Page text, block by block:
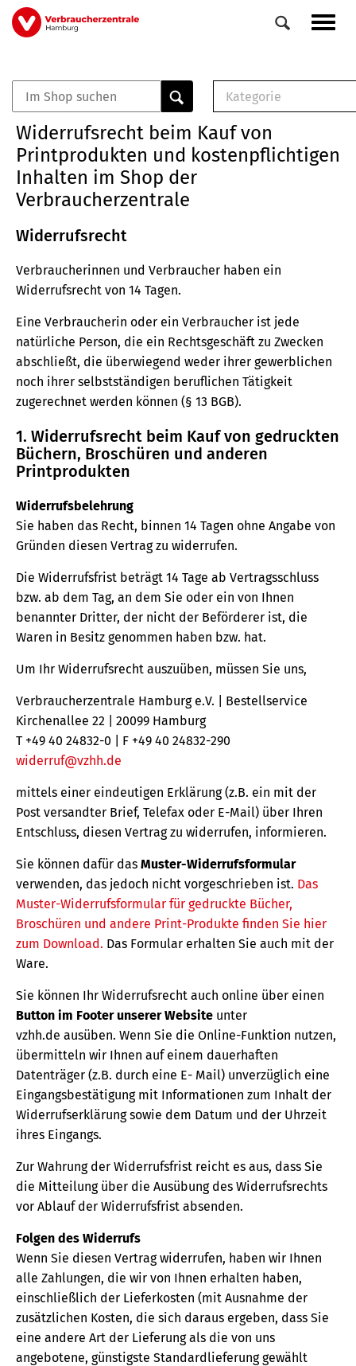
Direkt
zum
Veranstaltungen
0
Elemente
Kategorie
Musterbrief (RTF)
E-Broschüre
Widerrufsrecht beim Kauf von
Printprodukten und kostenpflichtigen
Inhalten im Shop der
Verbraucherzentrale
Widerrufsrecht
Verbraucherinnen und Verbraucher haben ein
Widerrufsrecht von 14 Tagen.
Eine Verbraucherin oder ein Verbraucher ist jede
natürliche Person, die ein Rechtsgeschäft zu Zwecken
abschließt, die überwiegend weder ihrer gewerblichen
noch ihrer selbstständigen beruflichen Tätigkeit
zugerechnet werden können (§ 13 BGB).
1. Widerrufsrecht beim Kauf von gedruckten
Büchern, Broschüren und anderen
Printprodukten
Widerrufsbelehrung
Sie haben das Recht, binnen 14 Tagen ohne Angabe von
Gründen diesen Vertrag zu widerrufen.
Die Widerrufsfrist beträgt 14 Tage ab Vertragsschluss
bzw. ab dem Tag, an dem Sie oder ein von Ihnen
benannter Dritter, der nicht der Beförderer ist, die
Waren in Besitz genommen haben bzw. hat.
Um Ihr Widerrufsrecht auszuüben, müssen Sie uns,
Verbraucherzentrale Hamburg e.V. | Bestellservice
Kirchenallee 22 | 20099 Hamburg
T +49 40 24832-0 | F +49 40 24832-290
widerruf@vzhh.de
mittels einer eindeutigen Erklärung (z.B. ein mit der
Post versandter Brief, Telefax oder E-Mail) über Ihren
Entschluss, diesen Vertrag zu widerrufen, informieren.
Sie können dafür das Muster-Widerrufsformular
verwenden, das jedoch nicht vorgeschrieben ist. Das
Muster-Widerrufsformular für gedruckte Bücher,
Broschüren und andere Print-Produkte finden Sie hier
zum Download. Das Formular erhalten Sie auch mit der
Ware.
Sie können Ihr Widerrufsrecht auch online über einen
Button im Footer unserer Website unter
vzhh.de ausüben. Wenn Sie die Online-Funktion nutzen,
übermitteln wir Ihnen auf einem dauerhaften
Datenträger (z.B. durch eine E- Mail) unverzüglich eine
Eingangsbestätigung mit Informationen zum Inhalt der
Widerrufserklärung sowie dem Datum und der Uhrzeit
ihres Eingangs.
Zur Wahrung der Widerrufsfrist reicht es aus, dass Sie
die Mitteilung über die Ausübung des Widerrufsrechts
vor Ablauf der Widerrufsfrist absenden.
Folgen des Widerrufs
Wenn Sie diesen Vertrag widerrufen, haben wir Ihnen
alle Zahlungen, die wir von Ihnen erhalten haben,
einschließlich der Lieferkosten (mit Ausnahme der
zusätzlichen Kosten, die sich daraus ergeben, dass Sie
eine andere Art der Lieferung als die von uns
angebotene, günstigste Standardlieferung gewählt